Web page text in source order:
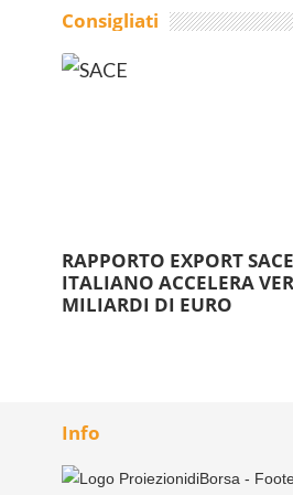
Consigliati
RAPPORTO EXPORT
ITALIANO ACCELERA
MILIARDI DI EURO
Info